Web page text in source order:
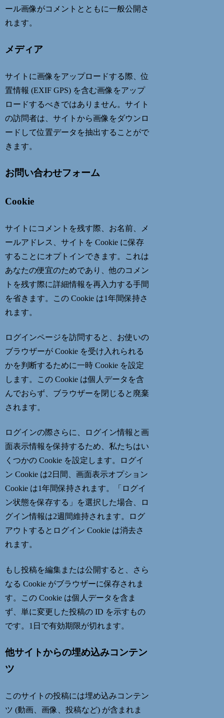
ール画像がコメントとともに一般公開さ
れます。
メディア
サイトに画像をアップロードする際、位
置情報 (EXIF GPS) を含む画像をアップ
ロードするべきではありません。サイト
の訪問者は、サイトから画像をダウンロ
ードして位置データを抽出することがで
きます。
お問い合わせフォーム
Cookie
サイトにコメントを残す際、お名前、メ
ールアドレス、サイトを Cookie に保存
することにオプトインできます。これは
あなたの便宜のためであり、他のコメン
トを残す際に詳細情報を再入力する手間
を省きます。この Cookie は1年間保持さ
れます。
ログインページを訪問すると、お使いの
ブラウザーが Cookie を受け入れられる
かを判断するために一時 Cookie を設定
します。この Cookie は個人データを含
んでおらず、ブラウザーを閉じると廃棄
されます。
ログインの際さらに、ログイン情報と画
面表示情報を保持するため、私たちはい
くつかの Cookie を設定します。ログイ
ン Cookie は2日間、画面表示オプション
Cookie は1年間保持されます。「ログイ
ン状態を保存する」を選択した場合、ロ
グイン情報は2週間維持されます。ログ
アウトするとログイン Cookie は消去さ
れます。
もし投稿を編集または公開すると、さら
なる Cookie がブラウザーに保存されま
す。この Cookie は個人データを含ま
ず、単に変更した投稿の ID を示すもの
です。1日で有効期限が切れます。
他サイトからの埋め込みコンテン
ツ
このサイトの投稿には埋め込みコンテン
ツ (動画、画像、投稿など) が含まれま